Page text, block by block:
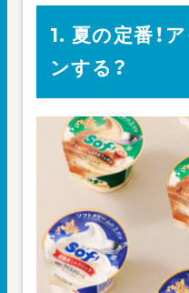
1. 夏の定番！
ンする？